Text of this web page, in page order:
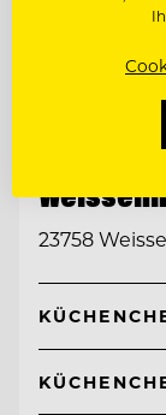
TOP
Ferien-
23758